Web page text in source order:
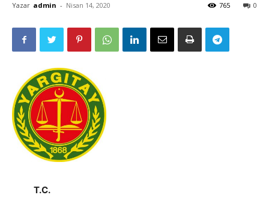
Yazar admin - Nisan 14, 2020 0
765
T.C.